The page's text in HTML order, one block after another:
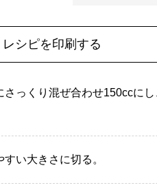
レシピを印刷する
っくり混ぜ合わせ150ccに
い大きさに切る。